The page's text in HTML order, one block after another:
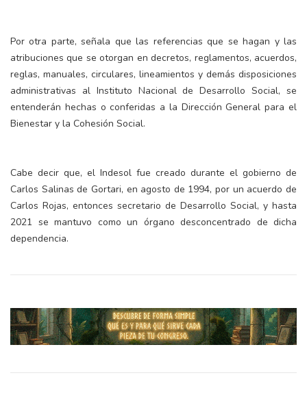
Por otra parte, señala que las referencias que se hagan y las
atribuciones que se otorgan en decretos, reglamentos, acuerdos,
reglas, manuales, circulares, lineamientos y demás disposiciones
administrativas al Instituto Nacional de Desarrollo Social, se
entenderán hechas o conferidas a la Dirección General para el
Bienestar y la Cohesión Social.
Cabe decir que, el Indesol fue creado durante el gobierno de
Carlos Salinas de Gortari, en agosto de 1994, por un acuerdo de
Carlos Rojas, entonces secretario de Desarrollo Social, y hasta
2021 se mantuvo como un órgano desconcentrado de dicha
dependencia.